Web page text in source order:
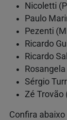
Nicoletti
Paulo
Pezenti
Ricardo
Ricardo
Sérgio
Zé Trovão
Confira